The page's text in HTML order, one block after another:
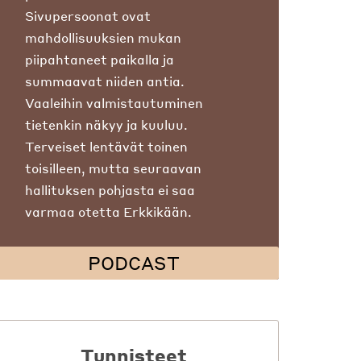
Sivupersoonat ovat
mahdollisuuksien mukan
piipahtaneet paikalla ja
summaavat niiden antia.
Vaaleihin valmistautuminen
tietenkin näkyy ja kuuluu.
Terveiset lentävät toinen
toisilleen, mutta seuraavan
hallituksen pohjasta ei saa
varmaa otetta Erkkikään.
PODCAST
Tunnisteet